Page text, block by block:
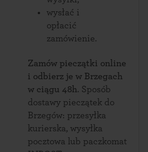
wysłać i
opłacić
zamówienie.
Zamów pieczątki online
i odbierz je w Brzegach
w ciągu 48h. Sposób
dostawy pieczątek do
Brzegów: przesyłka
kurierska, wysyłka
pocztowa lub paczkomat